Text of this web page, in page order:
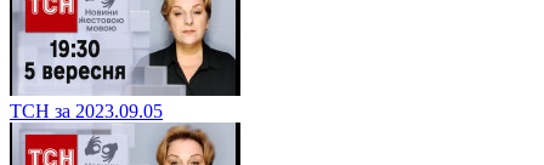
ТСН за 2023.09.05